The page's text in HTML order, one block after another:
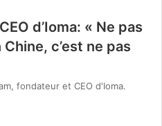
d’Ioma: « Ne pas
c’est ne pas
fondateur et CEO d'Ioma.